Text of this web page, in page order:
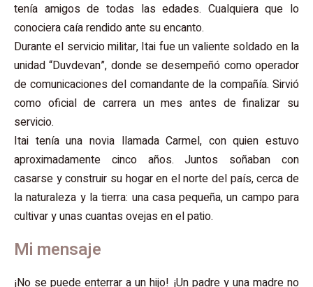
tenía amigos de todas las edades. Cualquiera que lo
conociera caía rendido ante su encanto.
Durante el servicio militar, Itai fue un valiente soldado en la
unidad “Duvdevan”, donde se desempeñó como operador
de comunicaciones del comandante de la compañía. Sirvió
como oficial de carrera un mes antes de finalizar su
servicio.
Itai tenía una novia llamada Carmel, con quien estuvo
aproximadamente cinco años. Juntos soñaban con
casarse y construir su hogar en el norte del país, cerca de
la naturaleza y la tierra: una casa pequeña, un campo para
cultivar y unas cuantas ovejas en el patio.
Mi mensaje
¡No se puede enterrar a un hijo! ¡Un padre y una madre no